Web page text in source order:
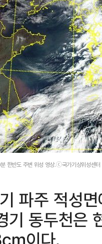
한반도 주변 위성 영상.ⓒ국가기상위성센터
파주 적성
기 동두천은
㎝이다.